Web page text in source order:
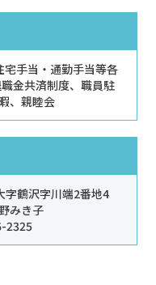
手当・通勤手当等各
金共済制度、職員駐
、親睦会
字鶴沢字川端2番地4
みき子
2325